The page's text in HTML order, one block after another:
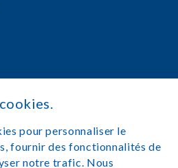
pour personnaliser le
fournir des fonctionnalités de
notre trafic. Nous